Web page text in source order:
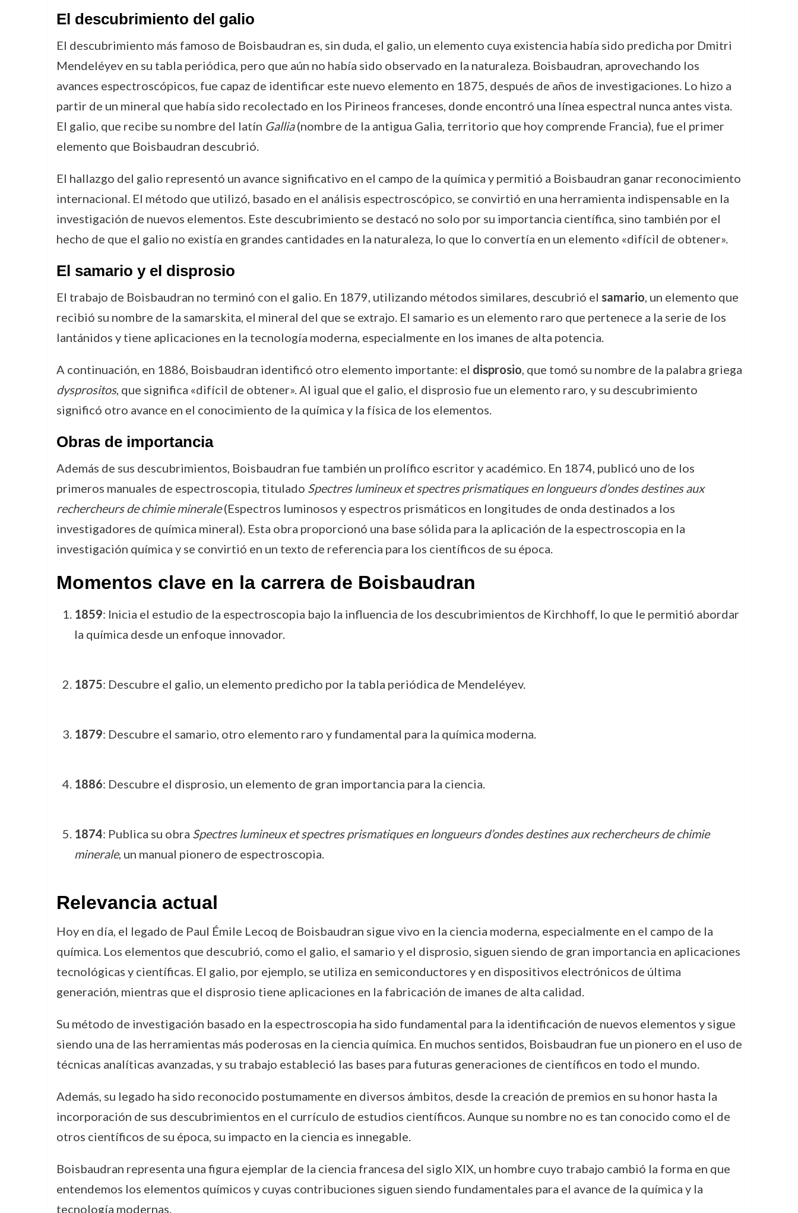
El descubrimiento del galio
El descubrimiento más famoso de Boisbaudran es, sin duda, el galio, un elemento cuya existencia había sido predicha por Dmitri
Mendeléyev en su tabla periódica, pero que aún no había sido observado en la naturaleza. Boisbaudran, aprovechando los
avances espectroscópicos, fue capaz de identificar este nuevo elemento en 1875, después de años de investigaciones. Lo hizo a
partir de un mineral que había sido recolectado en los Pirineos franceses, donde encontró una línea espectral nunca antes vista.
El galio, que recibe su nombre del latín Gallia(nombre de la antigua Galia, territorio que hoy comprende Francia), fue el primer
elemento que Boisbaudran descubrió.
El hallazgo del galio representó un avance significativo en el campo de la química y permitió a Boisbaudran ganar reconocimiento
internacional. El método que utilizó, basado en el análisis espectroscópico, se convirtió en una herramienta indispensable en la
investigación de nuevos elementos. Este descubrimiento se destacó no solo por su importancia científica, sino también por el
hecho de que el galio no existía en grandes cantidades en la naturaleza, lo que lo convertía en un elemento «difícil de obtener».
El samario y el disprosio
El trabajo de Boisbaudran no terminó con el galio. En 1879, utilizando métodos similares, descubrió el samario, un elemento que
recibió su nombre de la samarskita, el mineral del que se extrajo. El samario es un elemento raro que pertenece a la serie de los
lantánidos y tiene aplicaciones en la tecnología moderna, especialmente en los imanes de alta potencia.
A continuación, en 1886, Boisbaudran identificó otro elemento importante: el disprosio, que tomó su nombre de la palabra griega
dysprositos, que significa «difícil de obtener». Al igual que el galio, el disprosio fue un elemento raro, y su descubrimiento
significó otro avance en el conocimiento de la química y la física de los elementos.
Obras de importancia
Además de sus descubrimientos, Boisbaudran fue también un prolífico escritor y académico. En 1874, publicó uno de los
primeros manuales de espectroscopia, titulado Spectres lumineux et spectres prismatiques en longueurs d’ondes destines aux
rechercheurs de chimie minerale(Espectros luminosos y espectros prismáticos en longitudes de onda destinados a los
investigadores de química mineral). Esta obra proporcionó una base sólida para la aplicación de la espectroscopia en la
investigación química y se convirtió en un texto de referencia para los científicos de su época.
Momentos clave en la carrera de Boisbaudran
1859: Inicia el estudio de la espectroscopia bajo la influencia de los descubrimientos de Kirchhoff, lo que le permitió abordar
la química desde un enfoque innovador.
1875: Descubre el galio, un elemento predicho por la tabla periódica de Mendeléyev.
1879: Descubre el samario, otro elemento raro y fundamental para la química moderna.
1886: Descubre el disprosio, un elemento de gran importancia para la ciencia.
1874: Publica su obra Spectres lumineux et spectres prismatiques en longueurs d’ondes destines aux rechercheurs de chimie
minerale, un manual pionero de espectroscopia.
Relevancia actual
Hoy en día, el legado de Paul Émile Lecoq de Boisbaudran sigue vivo en la ciencia moderna, especialmente en el campo de la
química. Los elementos que descubrió, como el galio, el samario y el disprosio, siguen siendo de gran importancia en aplicaciones
tecnológicas y científicas. El galio, por ejemplo, se utiliza en semiconductores y en dispositivos electrónicos de última
generación, mientras que el disprosio tiene aplicaciones en la fabricación de imanes de alta calidad.
Su método de investigación basado en la espectroscopia ha sido fundamental para la identificación de nuevos elementos y sigue
siendo una de las herramientas más poderosas en la ciencia química. En muchos sentidos, Boisbaudran fue un pionero en el uso de
técnicas analíticas avanzadas, y su trabajo estableció las bases para futuras generaciones de científicos en todo el mundo.
Además, su legado ha sido reconocido postumamente en diversos ámbitos, desde la creación de premios en su honor hasta la
incorporación de sus descubrimientos en el currículo de estudios científicos. Aunque su nombre no es tan conocido como el de
otros científicos de su época, su impacto en la ciencia es innegable.
Boisbaudran representa una figura ejemplar de la ciencia francesa del siglo XIX, un hombre cuyo trabajo cambió la forma en que
entendemos los elementos químicos y cuyas contribuciones siguen siendo fundamentales para el avance de la química y la
tecnología modernas.